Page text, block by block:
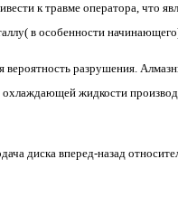
к травме оператора, что
в особенности
вероятность разрушения.
жидкости
диска вперед-назад